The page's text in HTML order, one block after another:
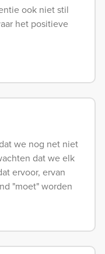
ook niet stil
het positieve
we nog net niet
dat we elk
ervoor, ervan
"moet" worden